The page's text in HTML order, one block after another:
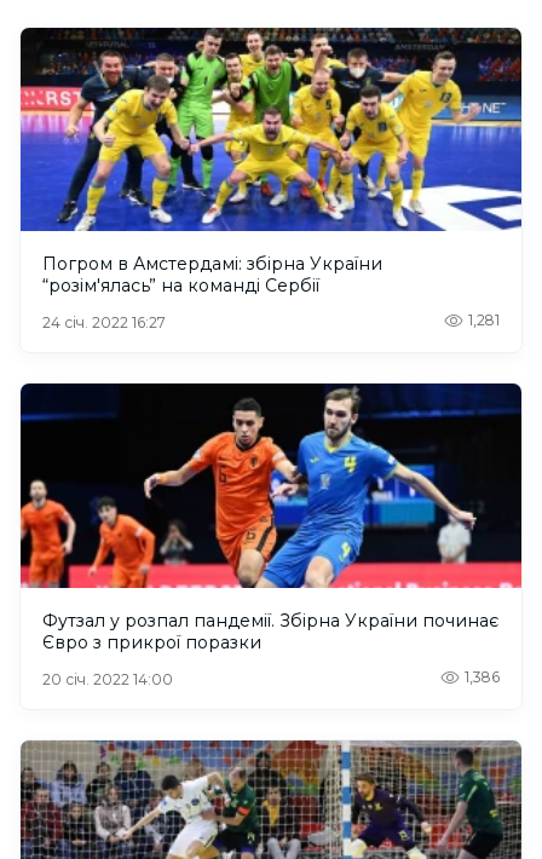
Погром в Амстердамі: збірна України
“розім'ялась” на команді Сербії
24 січ. 2022 16:27 1,281
Футзал у розпал пандемії. Збірна України починає
Євро з прикрої поразки
20 січ. 2022 14:00 1,386